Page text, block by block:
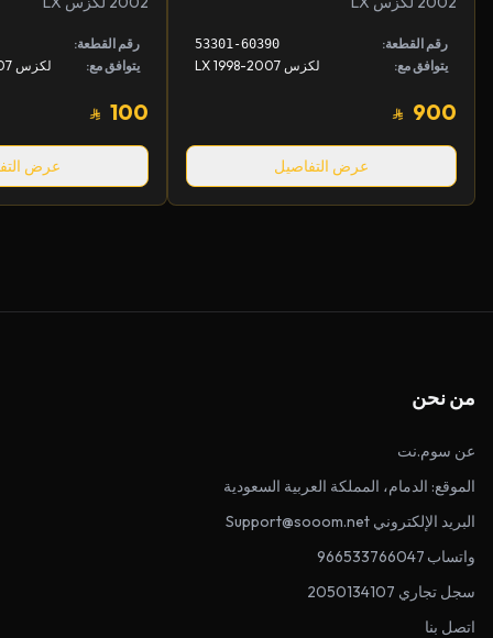
رقم القطعة: 53301-60390
يتوافق مع: لكزس LX 1998-2007
900
عرض التفاصيل
رقم القطعة:
يتوافق مع:
100
عرض
من نحن
عن سوم.نت
الموقع: الدمام، المملكة العربية السعودية
البريد الإلكتروني Support@sooom.net
واتساب 966533766047
سجل تجاري 2050134107
اتصل بنا